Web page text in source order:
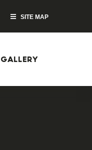
SITE MAP
GALLERY